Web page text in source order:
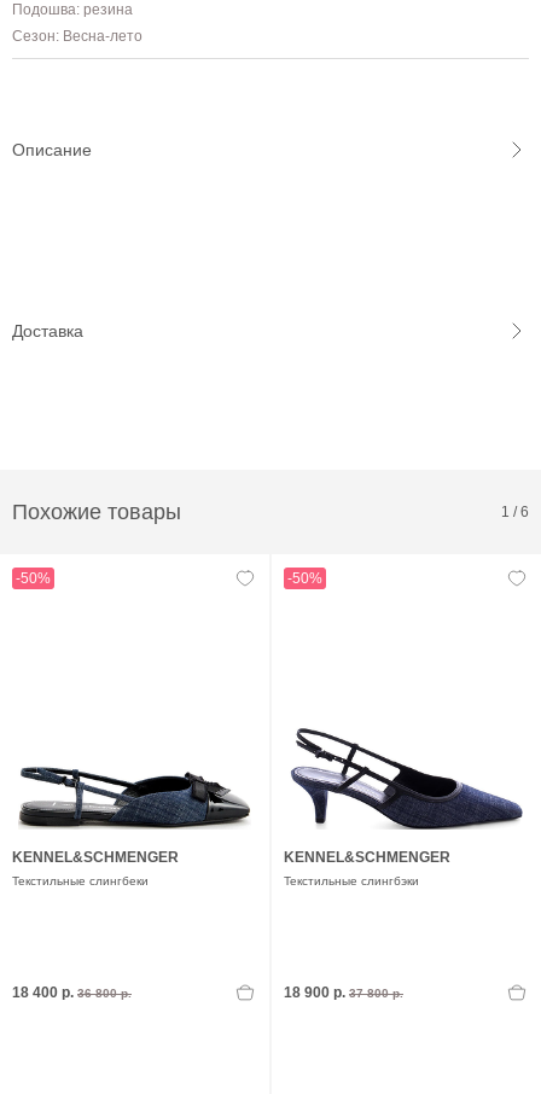
Подошва: резина
Сезон: Весна-лето
Описание
Доставка
Похожие товары 1 /6
-50%
KENNEL&SCHMENGER
Текстильные слингбеки
18 400 р. 36 800 р.
-50%
KENNEL&SCHMENGER
Текстильные слингбэки
18 900 р. 37 800 р.